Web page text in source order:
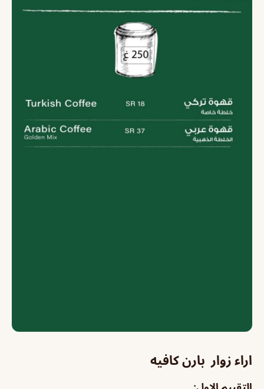
اراء زوار بارن كافيه